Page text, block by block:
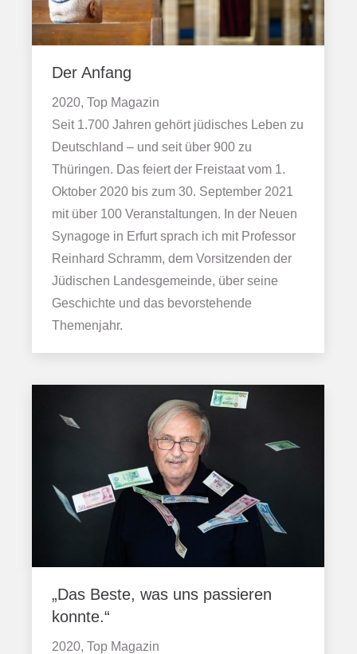
Der Anfang
2020, Top Magazin
Seit 1.700 Jahren gehört jüdisches Leben zu
Deutschland – und seit über 900 zu
Thüringen. Das feiert der Freistaat vom 1.
Oktober 2020 bis zum 30. September 2021
mit über 100 Veranstaltungen. In der Neuen
Synagoge in Erfurt sprach ich mit Professor
Reinhard Schramm, dem Vorsitzenden der
Jüdischen Landesgemeinde, über seine
Geschichte und das bevorstehende
Themenjahr.
„Das Beste, was uns passieren
konnte.“
2020, Top Magazin